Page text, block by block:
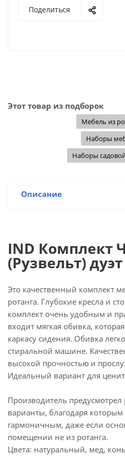
Поделиться
Этот товар из подборок
Мебель из
Наборы
Наборы
Описание
IND Комплект
(Рузвельт)
Это качественный комплект
ротанга. Глубокие кресла и
комплект очень удобным и
входит мягкая обивка,
каркасу сидения. Обивка
стиральной машине.
высокой прочностью и
Идеальный вариант для
Производитель
варианты, благодаря которым
гармоничным, даже если
помещении не из ротанга.
Цвета: натуральный, мед,